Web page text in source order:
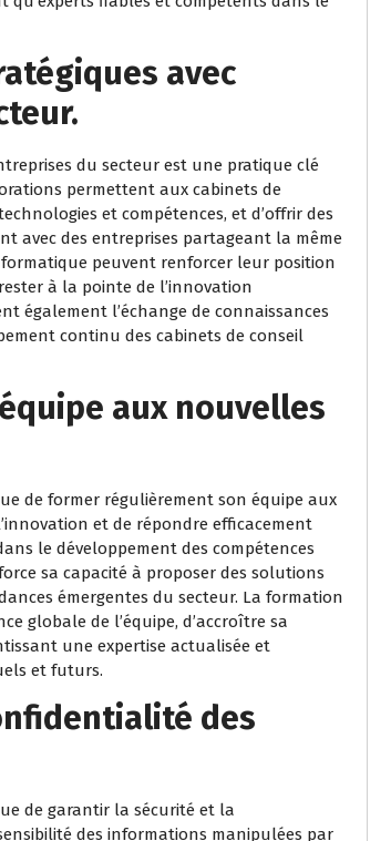
avec
du secteur est une pratique clé
permettent aux cabinets de
et compétences, et d’offrir des
avec des entreprises partageant la même
peuvent renforcer leur position
à la pointe de l’innovation
également l’échange de connaissances
continu des cabinets de conseil
aux nouvelles
de former régulièrement son équipe aux
et de répondre efficacement
le développement des compétences
sa capacité à proposer des solutions
émergentes du secteur. La formation
globale de l’équipe, d’accroître sa
une expertise actualisée et
et futurs.
des
de garantir la sécurité et la
des informations manipulées par